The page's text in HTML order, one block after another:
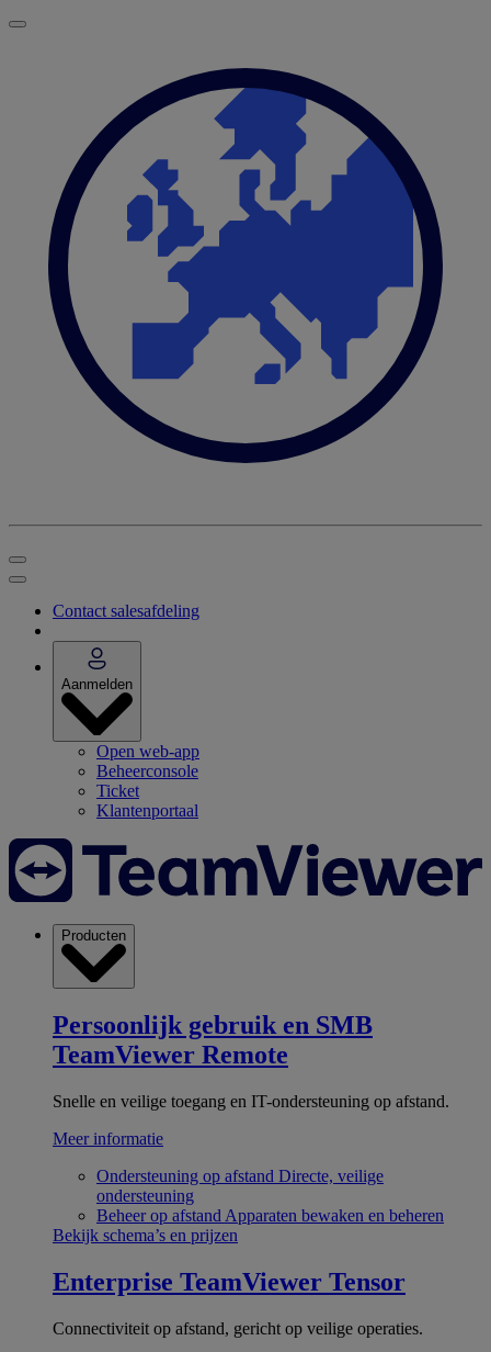
Contact salesafdeling
Aanmelden
Open web-app
Beheerconsole
Ticket
Klantenportaal
Producten
Persoonlijk gebruik en SMB
TeamViewer Remote
Snelle en veilige toegang en IT-ondersteuning op afstand.
Meer informatie
Ondersteuning op afstand Directe, veilige
ondersteuning
Beheer op afstand Apparaten bewaken en beheren
Bekijk schema’s en prijzen
Enterprise TeamViewer Tensor
Connectiviteit op afstand, gericht op veilige operaties.